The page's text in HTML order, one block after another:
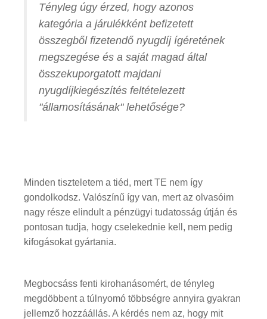
Tényleg úgy érzed, hogy azonos
kategória a járulékként befizetett
összegből fizetendő nyugdíj ígéretének
megszegése és a saját magad által
összekuporgatott majdani
nyugdíjkiegészítés feltételezett
"államosításának" lehetősége?
Minden tiszteletem a tiéd, mert TE nem így
gondolkodsz. Valószínű így van, mert az olvasóim
nagy része elindult a pénzügyi tudatosság útján és
pontosan tudja, hogy cselekednie kell, nem pedig
kifogásokat gyártania.
Megbocsáss fenti kirohanásomért, de tényleg
megdöbbent a túlnyomó többségre annyira gyakran
jellemző hozzáállás. A kérdés nem az, hogy mit